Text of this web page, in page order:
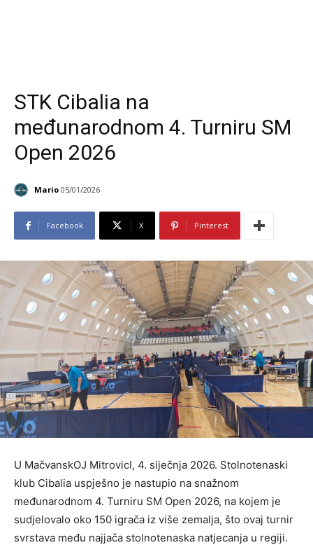
STK Cibalia na
međunarodnom 4. Turniru SM
Open 2026
Mario 05/01/2026
Facebook X Pinterest
U MačvanskOJ MitrovicI, 4. siječnja 2026. Stolnotenaski
klub Cibalia uspješno je nastupio na snažnom
međunarodnom 4. Turniru SM Open 2026, na kojem je
sudjelovalo oko 150 igrača iz više zemalja, što ovaj turnir
svrstava među najjača stolnotenaska natjecanja u regiji.